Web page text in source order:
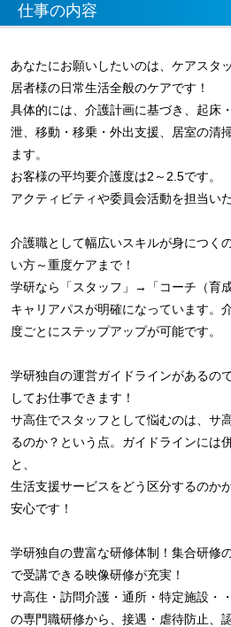
仕事の内容
あなたにお願いしたいのは、ケアスタ
居者様の日常生活全般のケアです！
具体的には、介護計画に基づき、起床
泄、移動・移乗・外出支援、居室の清
ます。
お客様の平均要介護度は2～2.5です。
アクティビティや委員会活動を担当い
介護職として幅広いスキルが身につく
い方～重度ケアまで！
学研なら「スタッフ」→「コーチ（育
キャリアパスが明確になっています。
度ごとにステップアップが可能です。
学研独自の運営ガイドラインがあるの
してお仕事できます！
サ高住でスタッフとして悩むのは、サ
るのか？という点。ガイドラインには
と、
生活支援サービスをどう区分するのか
安心です！
学研独自の豊富な研修体制！集合研修
で受講できる映像研修が充実！
サ高住・訪問介護・通所・特定施設・
の専門職研修から、接遇・虐待防止、